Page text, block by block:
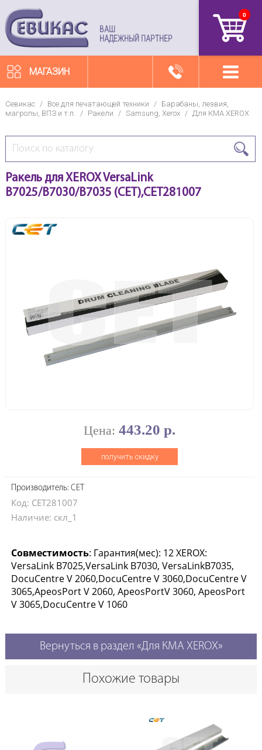
ВАШ
НАДЕЖНЫЙ ПАРТНЕР
0
МАГАЗИН
Севикас / Все для печатающей техники /
Барабаны, лезвия,
магролы, ВПЗ и т.п. / Ракели / Samsung, Xerox / Для КМА XEROX
Ракель для XEROX VersaLink
B7025/B7030/B7035 (CET),CET281007
Цена: 443.20 р.
получить скидку
Производитель: CET
Код: CET281007
Наличие: скл_1
Совместимость: Гарантия(мес): 12 XEROX:
VersaLink B7025,VersaLink B7030, VersaLinkB7035,
DocuCentre V 2060,DocuCentre V 3060,DocuCentre V
3065,ApeosPort V 2060, ApeosPortV 3060, ApeosPort
V 3065,DocuCentre V 1060
Вернуться в раздел «Для КМА XEROX»
Похожие товары